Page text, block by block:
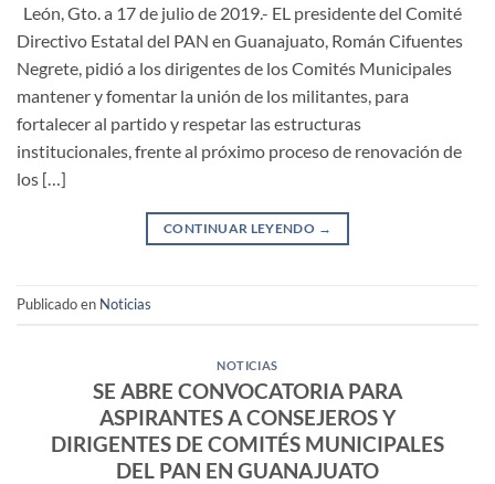
León, Gto. a 17 de julio de 2019.- EL presidente del Comité
Directivo Estatal del PAN en Guanajuato, Román Cifuentes
Negrete, pidió a los dirigentes de los Comités Municipales
mantener y fomentar la unión de los militantes, para
fortalecer al partido y respetar las estructuras
institucionales, frente al próximo proceso de renovación de
los […]
CONTINUAR LEYENDO →
Publicado en Noticias
NOTICIAS
SE ABRE CONVOCATORIA PARA
ASPIRANTES A CONSEJEROS Y
DIRIGENTES DE COMITÉS MUNICIPALES
DEL PAN EN GUANAJUATO